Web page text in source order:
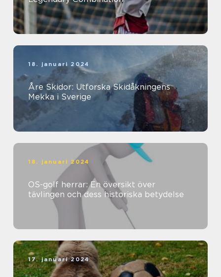
18. januari 2024
Åre Skidor: Utforska Skidåkningens
Mekka i Sverige
18. januari 2024
OS-golf herrar: En översikt över
tävlingen och dess historiska betydelse
17. januari 2024